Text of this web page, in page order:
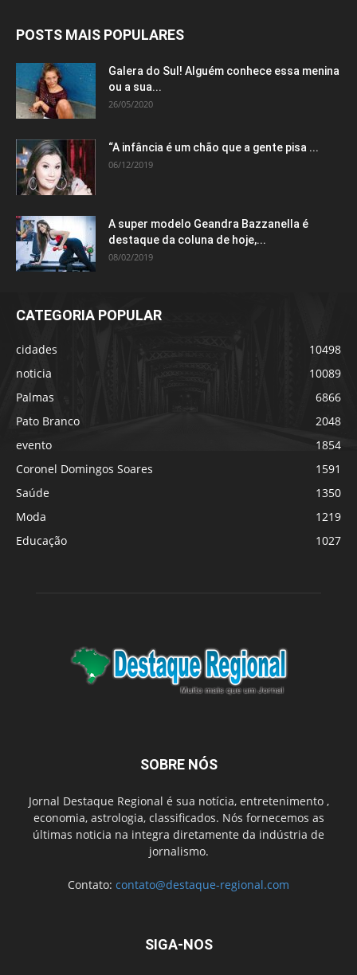
POSTS MAIS POPULARES
Galera do Sul! Alguém conhece essa menina
ou a sua...
26/05/2020
“A infância é um chão que a gente pisa ...
06/12/2019
A super modelo Geandra Bazzanella é
destaque da coluna de hoje,...
08/02/2019
CATEGORIA POPULAR
cidades
10498
noticia
10089
Palmas
6866
Pato Branco
2048
evento
1854
Coronel Domingos Soares
1591
Saúde
1350
Moda
1219
Educação
1027
SOBRE NÓS
Jornal Destaque Regional é sua notícia, entretenimento ,
economia, astrologia, classificados. Nós fornecemos as
últimas noticia na integra diretamente da indústria de
jornalismo.
Contato: contato@destaque-regional.com
SIGA-NOS